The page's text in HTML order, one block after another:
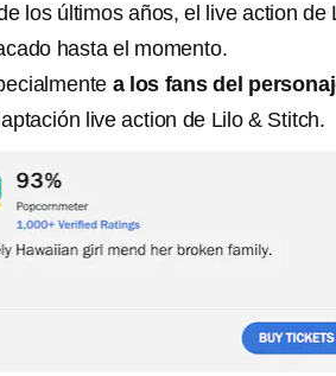
los últimos años, el live action de
hasta el momento.
a los fans del
live action de Lilo & Stitch.